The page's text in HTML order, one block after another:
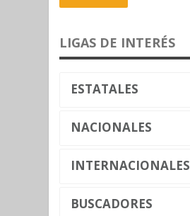
LIGAS DE INTERÉS
ESTATALES
NACIONALES
INTERNACIONALES
BUSCADORES